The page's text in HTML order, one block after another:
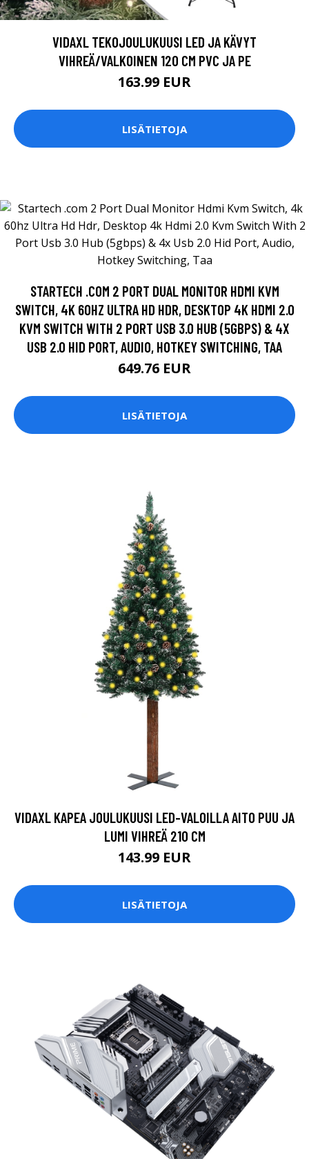
VIDAXL TEKOJOULUKUUSI LED JA KÄVYT
VIHREÄ/VALKOINEN 120 CM PVC JA PE
163.99 EUR
LISÄTIETOJA
STARTECH .COM 2 PORT DUAL MONITOR HDMI KVM
SWITCH, 4K 60HZ ULTRA HD HDR, DESKTOP 4K HDMI 2.0
KVM SWITCH WITH 2 PORT USB 3.0 HUB (5GBPS) & 4X
USB 2.0 HID PORT, AUDIO, HOTKEY SWITCHING, TAA
649.76 EUR
LISÄTIETOJA
VIDAXL KAPEA JOULUKUUSI LED-VALOILLA AITO PUU JA
LUMI VIHREÄ 210 CM
143.99 EUR
LISÄTIETOJA